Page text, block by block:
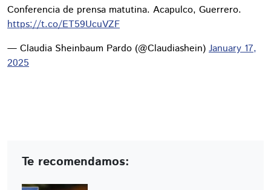
Conferencia de prensa matutina. Acapulco, Guerrero.
https://t.co/ET59UcuVZF
— Claudia Sheinbaum Pardo (@Claudiashein) January 17,
2025
Te recomendamos: